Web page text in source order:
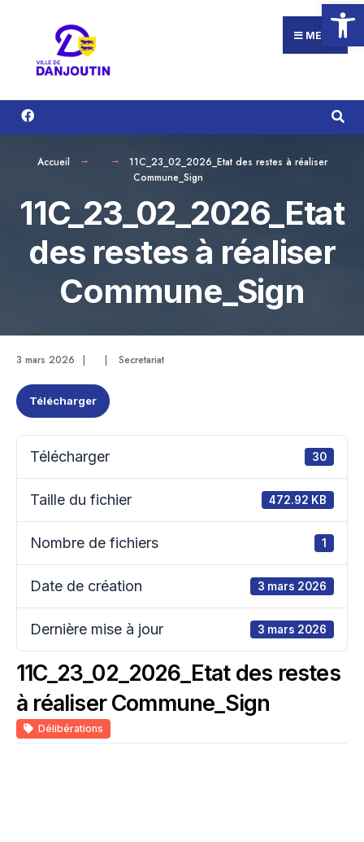
Ouvrir
contenu
MENU
Accueil
11C_23_02_2026_Etat des restes à réaliser
Commune_Sign
11C_23_02_2026_Etat
des restes à réaliser
Commune_Sign
3 mars 2026 | | Secretariat
Télécharger
Télécharger 30
Taille du fichier 472.92 KB
Nombre de fichiers 1
Date de création 3 mars 2026
Dernière mise à jour 3 mars 2026
11C_23_02_2026_Etat des restes
à réaliser Commune_Sign
Délibérations
for: